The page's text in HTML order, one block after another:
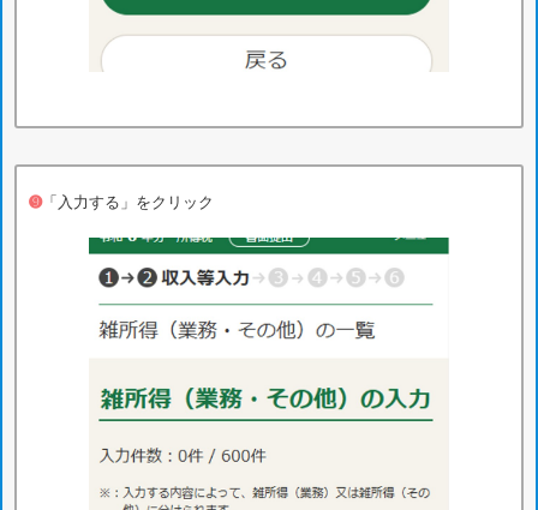
➒「入力する」をクリック